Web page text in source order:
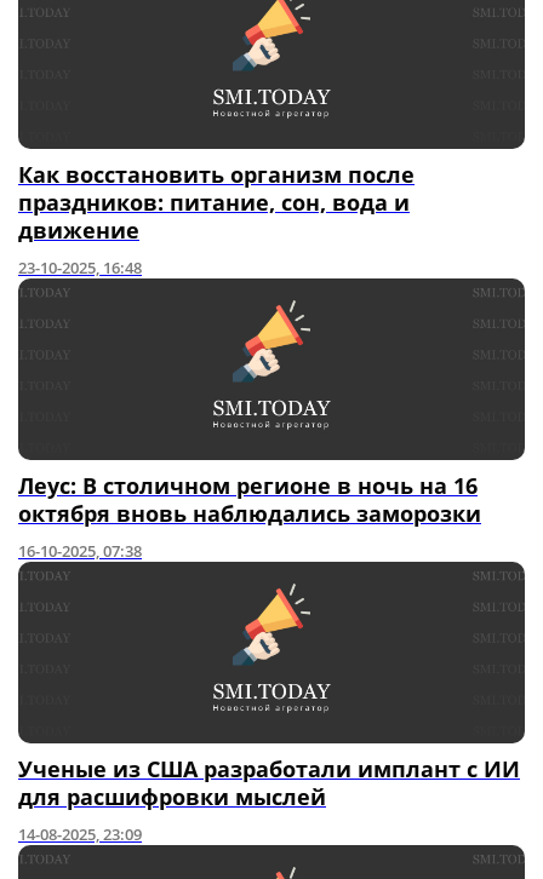
Как восстановить организм после
праздников: питание, сон, вода и
движение
23-10-2025, 16:48
Леус: В столичном регионе в ночь на 16
октября вновь наблюдались заморозки
16-10-2025, 07:38
Ученые из США разработали имплант с ИИ
для расшифровки мыслей
14-08-2025, 23:09